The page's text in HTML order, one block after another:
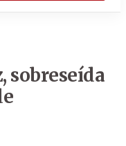
sobreseída